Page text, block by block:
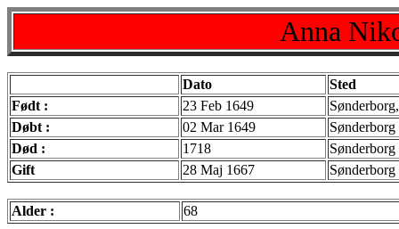
Anna
Dato
Sted
Født :
23 Feb 1649
Døbt :
02 Mar 1649
Sønderborg
Død :
1718
Sønderborg
Gift
28 Maj 1667 Sønderborg
Alder : 68